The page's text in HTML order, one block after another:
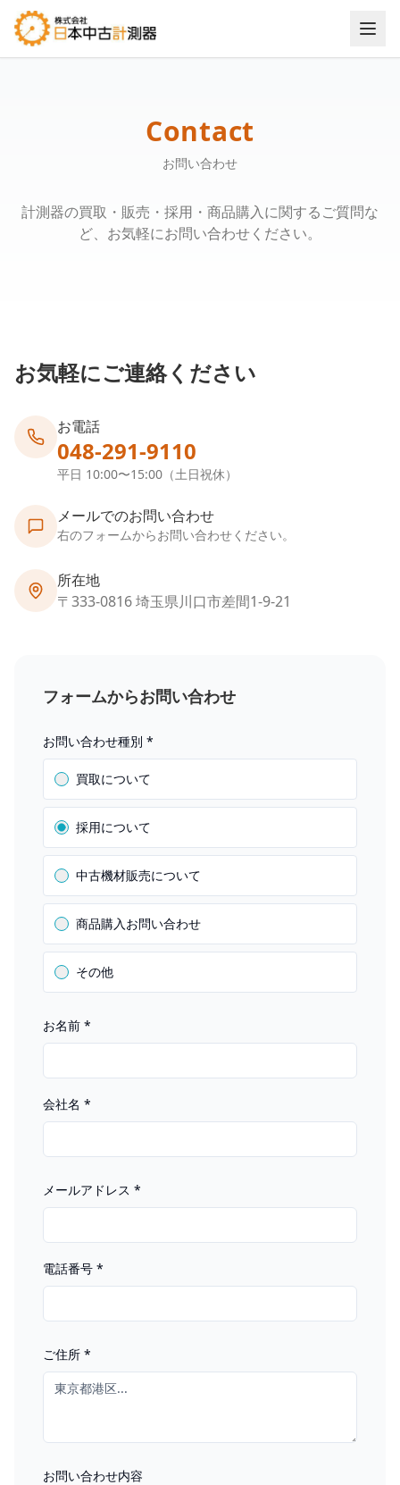
Contact
お問い合わせ
計測器の買取・販売・採用・商品購入に関するご質問な
ど、お気軽にお問い合わせください。
お気軽にご連絡ください
お電話
048-291-9110
平日 10:00〜15:00（土日祝休）
メールでのお問い合わせ
右のフォームからお問い合わせください。
所在地
〒333-0816 埼玉県川口市差間1-9-21
フォームからお問い合わせ
お問い合わせ種別 *
買取について
採用について
中古機材販売について
商品購入お問い合わせ
その他
お名前 *
会社名 *
メールアドレス *
電話番号 *
ご住所 *
お問い合わせ内容